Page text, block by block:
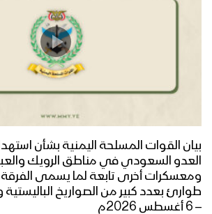
بيان القوات المسلحة اليمنية بشأن
العدو السعودي في مناطق الرويك والعبر
ومعسكرات أخرى تابعة لما يسمى الفرقة
طوارئ بعدد كبير من الصواريخ الباليستية
– 6 أغسطس 2026م